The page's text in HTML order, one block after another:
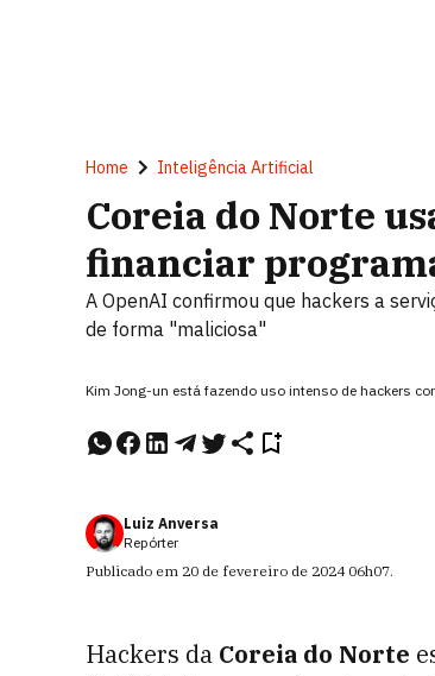
Home Inteligência Artificial
Coreia do Norte
financiar
A OpenAI confirmou que hackers a
de forma "maliciosa"
Kim Jong-un está fazendo uso intenso de hackers
Luiz Anversa
Repórter
Publicado em 20 de fevereiro de 2024 06h07.
Hackers da Coreia do Norte